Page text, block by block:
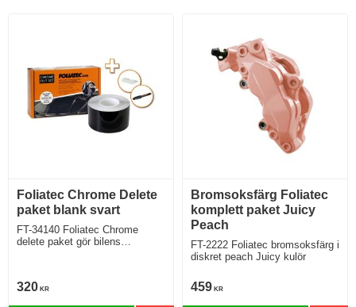
Foliatec Chrome Delete
paket blank svart
FT-34140 Foliatec Chrome
delete paket gör bilens
320 KR
Bromsoksfärg Foliatec
komplett paket Juicy
Peach
FT-2222 Foliatec bromsoksfärg i
diskret peach Juicy kulör
459 KR